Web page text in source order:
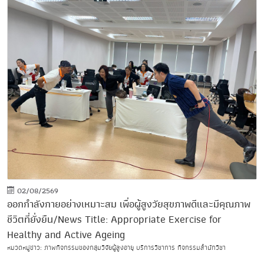
02/08/2569
ออกกำลังกายอย่างเหมาะสม เพื่อผู้สูงวัยสุขภาพดีและมีคุณภาพ
ชีวิตที่ยั่งยืน/News Title: Appropriate Exercise for
Healthy and Active Ageing
หมวดหมู่ข่าว: ภาพกิจกรรมของกลุ่มวิจัยผู้สูงอายุ บริการวิชาการ กิจกรรมสำนักวิชา